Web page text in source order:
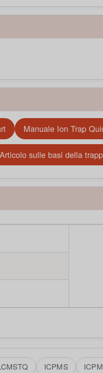
Manuale Ion Trap
Articolo sulle basi della
ICPMS